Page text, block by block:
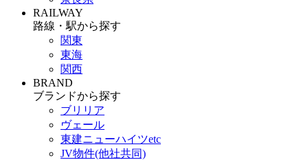
RAILWAY
路線・駅から探す
関東
東海
関西
BRAND
ブランドから探す
ブリリア
ヴェール
東建ニューハイツetc
JV物件(他社共同)